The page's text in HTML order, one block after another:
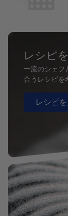
レシピ
一流のシェフ
合うレシピを
レシピ